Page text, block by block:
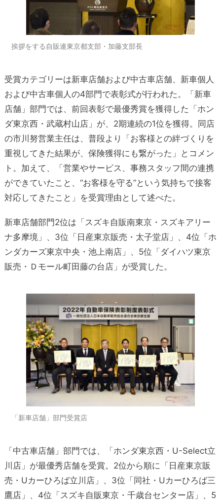
挨拶をする自販連東京都支部・加藤支部長
受賞カテゴリーは新車店舗および中古車店舗、新車個人
および中古車個人の4部門で表彰式が行われた。「新車
店舗」部門では、前回表彰で最優秀賞を獲得した「ホン
ダ東京西・武蔵村山店」が、2期連続の1位を獲得。同店
の市川努営業主任は、普段より「お客様との絆づくりを
重視してきた結果が、保険獲得にも繋がった」とコメン
ト。加えて、「営業やサービス、事務スタッフ間の連携
ができていたこと、“お客様を守る”という気持ちで接客
対応してきたこと」を受賞理由として述べた。
新車店舗部門2位は「スズキ自販南東京・スズキアリー
ナ多摩境」、3位「日産東京販売・太子堂店」、4位「ホ
ンダカーズ東京中央・池上南店」、5位「ダイハツ東京
販売・Ｄモール町田藤の台店」が受賞した。
「新車店舗」部門受賞店
「中古車店舗」部門では、「ホンダ東京西・U-Select立
川店」が最優秀店舗を受賞。2位から順に「日産東京販
売・Uカーひろば立川店」、3位「同社・Uカーひろば三
鷹店」、4位「スズキ自販東京・千歳台センター店」、5